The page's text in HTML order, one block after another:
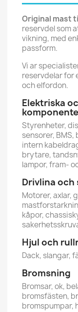
Original mast
reservdel som
vikning, med
passform.
Vi ar
reservdelar for
och elfordon.
Elektriska
Styrenheter,
sensorer,
intern
brytare,
lampor, fram-
Drivlina
Motorer, axlar,
kåpor,
Hjul och
Dack, slangar,
Bromsning
Bromsar, ok,
bromsfästen,
bromspumpar,